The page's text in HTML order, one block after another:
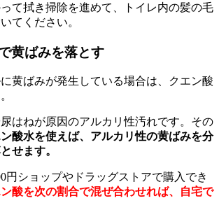
て拭き掃除を進めて、トイレ内の髪の毛
てください。
黄ばみを落とす
に黄ばみが発生している場合は、クエン酸
はねが原因のアルカリ性汚れです。その
酸水を使えば、アルカリ性の黄ばみを分
せます。
円ショップやドラッグストアで購入でき
酸を次の割合で混ぜ合わせれば、自宅で